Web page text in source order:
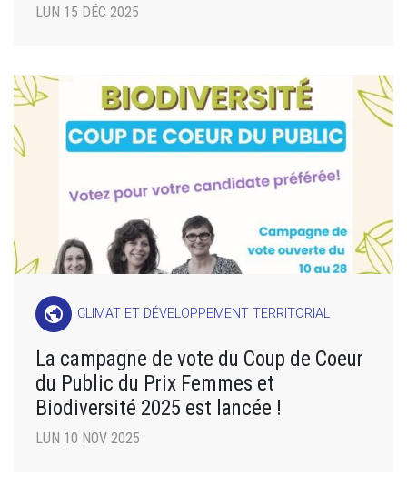
LUN 15 DÉC 2025
public CLIMAT ET DÉVELOPPEMENT TERRITORIAL
La campagne de vote du Coup de Coeur
du Public du Prix Femmes et
Biodiversité 2025 est lancée !
LUN 10 NOV 2025